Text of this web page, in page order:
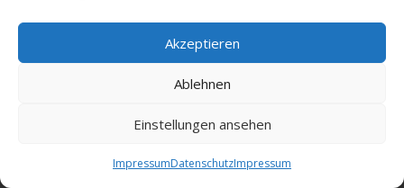
Akzeptieren
Ablehnen
Einstellungen ansehen
ImpressumDatenschutzImpressum
© NewDEF 2026
Kontakt
Impressum
Datenschutz